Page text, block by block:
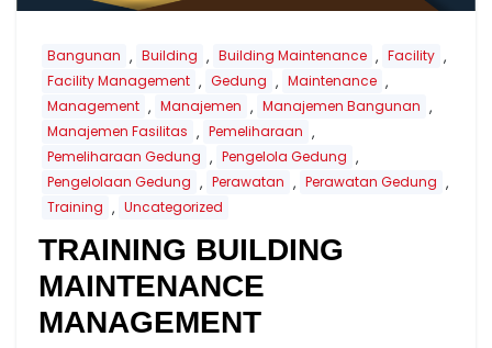
Bangunan , Building , Building Maintenance , Facility ,
Facility Management , Gedung , Maintenance ,
Management , Manajemen , Manajemen Bangunan ,
Manajemen Fasilitas , Pemeliharaan ,
Pemeliharaan Gedung , Pengelola Gedung ,
Pengelolaan Gedung , Perawatan , Perawatan Gedung ,
Training , Uncategorized
TRAINING BUILDING
MAINTENANCE
MANAGEMENT